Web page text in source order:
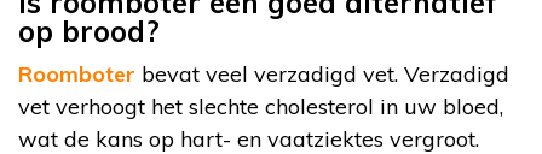
op brood?
Roomboter bevat veel verzadigd vet. Verzadigd
vet verhoogt het slechte cholesterol in uw bloed,
wat de kans op hart- en vaatziektes vergroot.